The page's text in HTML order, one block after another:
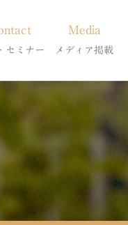
セミナー
ミナー開催
Media
メディア掲載